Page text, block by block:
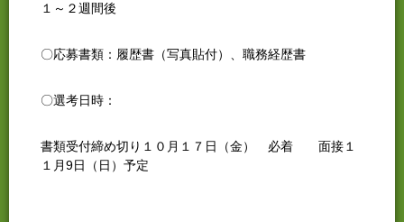
１～２週間後
〇応募書類：履歴書（写真貼付）、職務経歴書
〇選考日時：
書類受付締め切り１０月１７日（金） 必着 面接１
１月9日（日）予定